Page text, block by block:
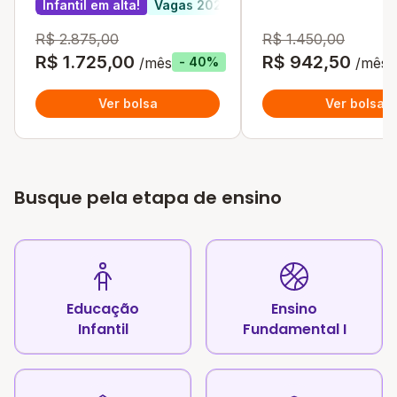
Infantil em alta! Vagas 2027
R$ 2.875,00
R$ 1.725,00 /mês - 40%
Ver bolsa
R$ 1.450,00
R$ 942,50 /mês
Ver bolsa
Busque pela etapa de ensino
Educação
Infantil
Ensino
Fundamental I